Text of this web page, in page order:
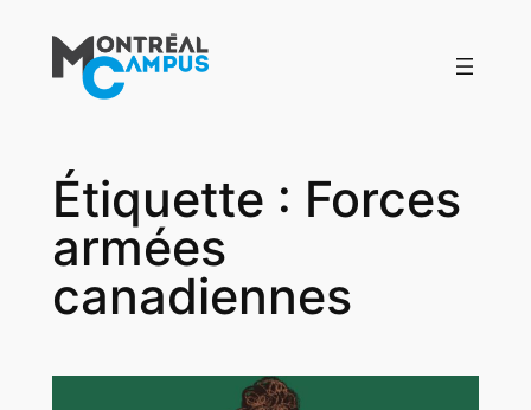
contenu
Étiquette : Forces
armées
canadiennes